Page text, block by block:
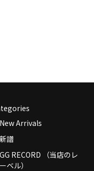
New Arrivals
新譜
GG RECORD （当店のレ
ーベル）